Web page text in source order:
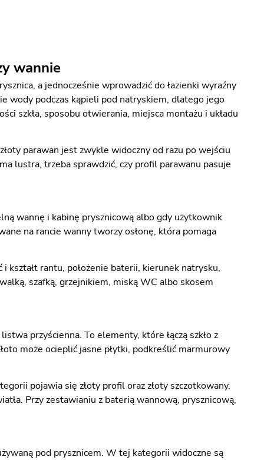
wannie
a jednocześnie wprowadzić do łazienki wyraźny
wody podczas kąpieli pod natryskiem, dlatego jego
szkła, sposobu otwierania, miejsca montażu i układu
parawan jest zwykle widoczny od razu po wejściu
lustra, trzeba sprawdzić, czy profil parawanu pasuje
wannę i kabinę prysznicową albo gdy użytkownik
na rancie wanny tworzy osłonę, która pomaga
i kształt rantu, położenie baterii, kierunek natrysku,
szafką, grzejnikiem, miską WC albo skosem
przyścienna. To elementy, które łączą szkło z
może ocieplić jasne płytki, podkreślić marmurowy
pojawia się złoty profil oraz złoty szczotkowany.
Przy zestawianiu z baterią wannową, prysznicową,
pod prysznicem. W tej kategorii widoczne są